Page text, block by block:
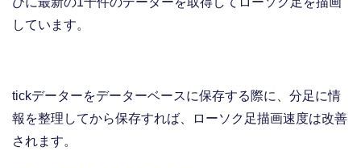
しています。
tickデーターをデーターベースに保存する際に、分足に情
報を整理してから保存すれば、ローソク足描画速度は改善
されます。